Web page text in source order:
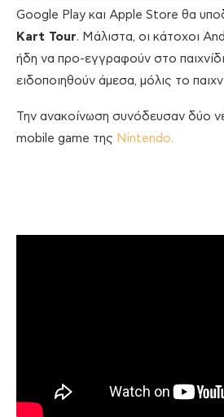
Google Play και Apple Store θα
Kart Tour. Μάλιστα, οι κάτοχοι
ήδη να προ-εγγραφούν στο
ειδοποιηθούν άμεσα, μόλις το
Την ανακοίνωση συνόδευσαν δύο
mobile game της Nintendo.